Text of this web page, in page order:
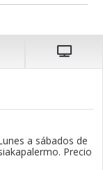
a sábados de
Precio